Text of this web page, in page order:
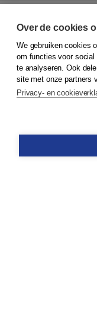
© 2026Koninklijke
Klantenservice
Service & informatie
Contact
Over de cookies
We gebruiken cookies
om functies voor social
te analyseren. Ook
site met onze partners
Privacy- en